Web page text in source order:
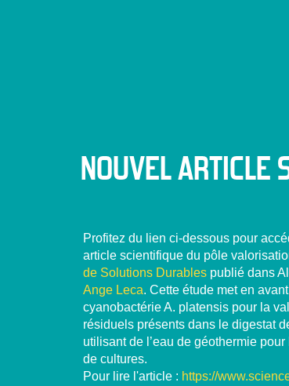
NOUVEL ARTICLE
Profitez du lien ci-dessous pour
article scientifique du pôle
de Solutions Durables publié dans
Ange Leca. Cette étude met en
cyanobactérie A. platensis pour la
résiduels présents dans le digestat
utilisant de l’eau de géothermie
de cultures.
Pour lire l'article : https://